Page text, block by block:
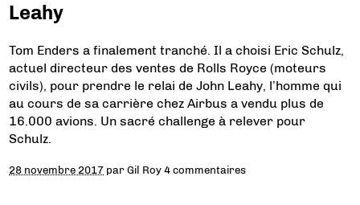
Leahy
Tom Enders a finalement tranché. Il a choisi Eric Schulz,
actuel directeur des ventes de Rolls Royce (moteurs
civils), pour prendre le relai de John Leahy, l’homme qui
au cours de sa carrière chez Airbus a vendu plus de
16.000 avions. Un sacré challenge à relever pour
Schulz.
28 novembre 2017 parGil Roy 4 commentaires